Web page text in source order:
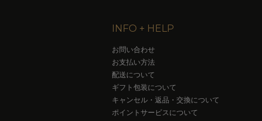
INFO + HELP
お問い合わせ
お支払い方法
配送について
ギフト包装について
キャンセル・返品・交換について
ポイントサービスについて